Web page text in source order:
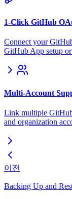
1-Click GitHub
Connect your
GitHub App setup or
Multi-Account
Link multiple
and organization
이전
Backing Up and